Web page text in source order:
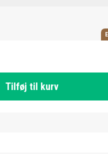
Tilføj til kurv